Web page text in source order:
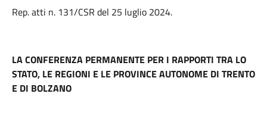
Rep. atti n. 131/CSR del 25 luglio 2024.
LA CONFERENZA PERMANENTE PER I RAPPORTI TRA LO
STATO, LE REGIONI E LE PROVINCE AUTONOME DI TRENTO
E DI BOLZANO